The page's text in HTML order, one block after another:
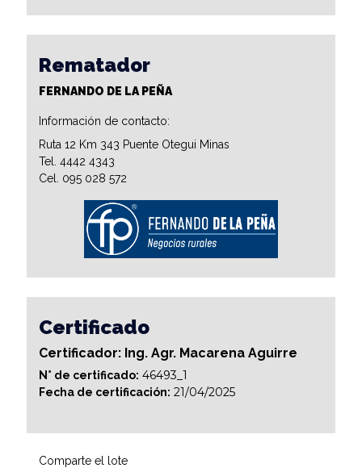
Rematador
FERNANDO DE LA PEÑA
Información de contacto:
Ruta 12 Km 343 Puente Otegui Minas
Tel. 4442 4343
Cel. 095 028 572
Certificado
Certificador: Ing. Agr. Macarena Aguirre
N° de certificado: 46493_1
Fecha de certificación: 21/04/2025
Comparte el lote